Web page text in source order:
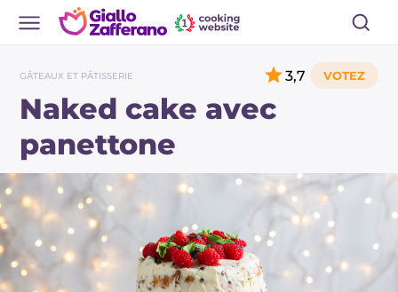
GÂTEAUX ET PÂTISSERIE
Naked cake avec
panettone
3,7